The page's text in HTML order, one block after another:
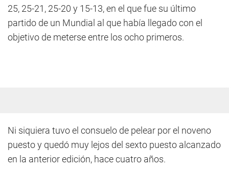
25, 25-21, 25-20 y 15-13, en el que fue su último
partido de un Mundial al que había llegado con el
objetivo de meterse entre los ocho primeros.
Ni siquiera tuvo el consuelo de pelear por el noveno
puesto y quedó muy lejos del sexto puesto alcanzado
en la anterior edición, hace cuatro años.